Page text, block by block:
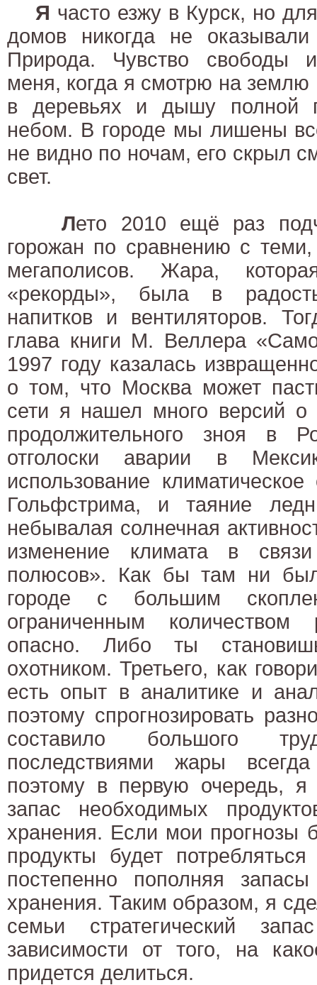
Я часто езжу в Курск, но
домов никогда не оказывали
Природа. Чувство свободы
меня, когда я смотрю на
в деревьях и дышу полной
небом. В городе мы лишены
не видно по ночам, его скрыл
свет.
Лето 2010 ещё раз
горожан по сравнению с
мегаполисов. Жара,
«рекорды», была в
напитков и вентиляторов.
глава книги М. Веллера
1997 году казалась
о том, что Москва может
сети я нашел много версий о
продолжительного зноя в
отголоски аварии в
использование
Гольфстрима, и таяние
небывалая солнечная
изменение климата в
полюсов». Как бы там ни
городе с большим
ограниченным
опасно. Либо ты
охотником. Третьего, как
есть опыт в аналитике и
поэтому спрогнозировать
составило большого
последствиями жары
поэтому в первую очередь,
запас необходимых
хранения. Если мои прогнозы
продукты будет
постепенно пополняя
хранения. Таким образом, я
семьи стратегический
зависимости от того, на
придется делиться.